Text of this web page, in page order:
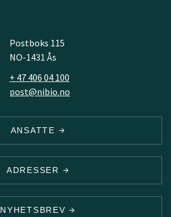
Postboks 115
NO-1431 Ås
+ 47 406 04 100
post@nibio.no
ANSATTE
ADRESSER
NYHETSBREV